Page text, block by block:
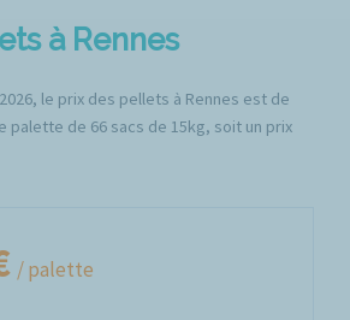
à Rennes
le prix des pellets à Rennes est de
palette de 66 sacs de 15kg, soit un prix
/ palette